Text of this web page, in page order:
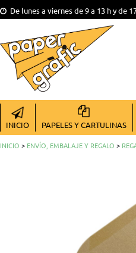
De lunes a viernes de 9 a 13 h y de
INICIO
PAPELES Y CARTULINAS
INICIO > ENVÍO, EMBALAJE Y REGALO >